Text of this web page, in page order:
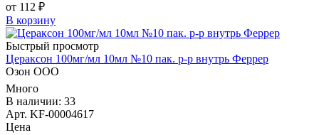
от 112 ₽
В корзину
Быстрый просмотр
Цераксон 100мг/мл 10мл №10 пак. р-р внутрь Феррер
Озон ООО
Много
В наличии: 33
Арт. KF-00004617
Цена